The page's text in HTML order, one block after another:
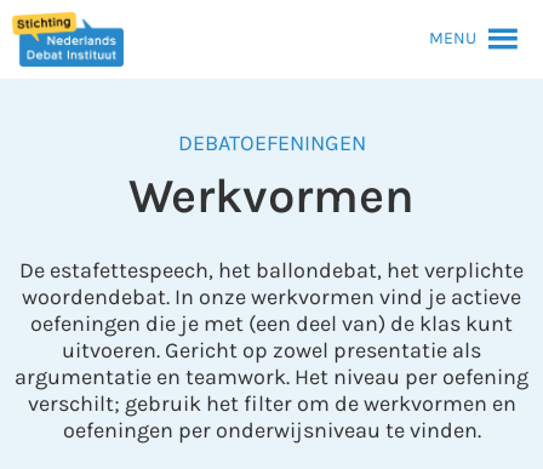
MENU
DEBATOEFENINGEN
Werkvormen
De estafettespeech, het ballondebat, het verplichte
woordendebat. In onze werkvormen vind je actieve
oefeningen die je met (een deel van) de klas kunt
uitvoeren. Gericht op zowel presentatie als
argumentatie en teamwork. Het niveau per oefening
verschilt; gebruik het filter om de werkvormen en
oefeningen per onderwijsniveau te vinden.